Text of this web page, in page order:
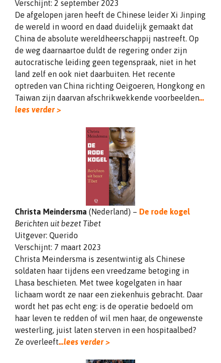
Verschijnt: 2 september 2023
De afgelopen jaren heeft de Chinese leider Xi Jinping
de wereld in woord en daad duidelijk gemaakt dat
China de absolute wereldheerschappij nastreeft. Op
de weg daarnaartoe duldt de regering onder zijn
autocratische leiding geen tegenspraak, niet in het
land zelf en ook niet daarbuiten. Het recente
optreden van China richting Oeigoeren, Hongkong en
Taiwan zijn daarvan afschrikwekkende voorbeelden…
lees verder >
Christa Meindersma (Nederland) – De rode kogel
Berichten uit bezet Tibet
Uitgever: Querido
Verschijnt: 7 maart 2023
Christa Meindersma is zesentwintig als Chinese
soldaten haar tijdens een vreedzame betoging in
Lhasa beschieten. Met twee kogelgaten in haar
lichaam wordt ze naar een ziekenhuis gebracht. Daar
wordt het pas echt eng: is de operatie bedoeld om
haar leven te redden of wil men haar, de ongewenste
westerling, juist laten sterven in een hospitaalbed?
Ze overleeft…lees verder >